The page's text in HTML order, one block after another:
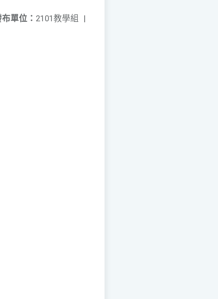
單位： 2101教學組 |